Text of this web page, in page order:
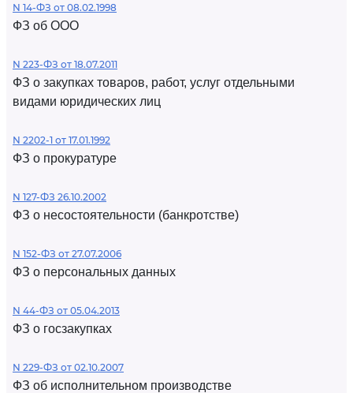
N 14-ФЗ от 08.02.1998
ФЗ об ООО
N 223-ФЗ от 18.07.2011
ФЗ о закупках товаров, работ, услуг отдельными
видами юридических лиц
N 2202-1 от 17.01.1992
ФЗ о прокуратуре
N 127-ФЗ 26.10.2002
ФЗ о несостоятельности (банкротстве)
N 152-ФЗ от 27.07.2006
ФЗ о персональных данных
N 44-ФЗ от 05.04.2013
ФЗ о госзакупках
N 229-ФЗ от 02.10.2007
ФЗ об исполнительном производстве